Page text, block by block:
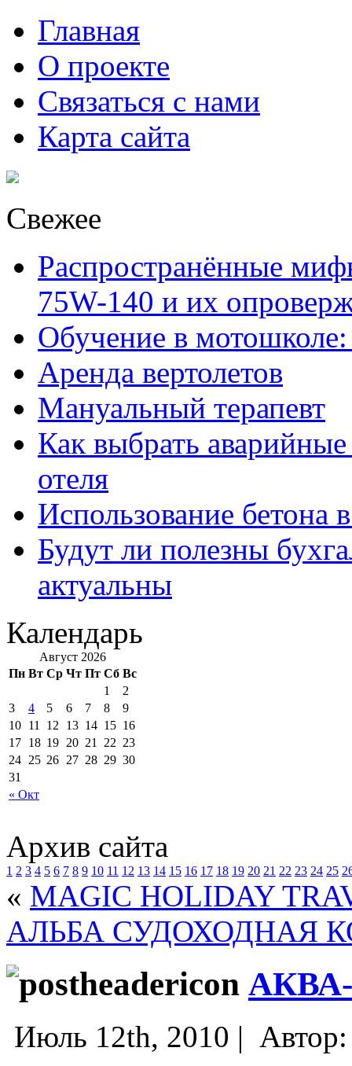
Главная
О проекте
Связаться с нами
Карта сайта
Свежее
Распространённые
75W-140 и их
Обучение в
Аренда вертолетов
Мануальный терапевт
Как выбрать
отеля
Использование бетона
Будут ли полезны
актуальны
Календарь
Август 2026
Пн Вт Ср Чт Пт Сб Вс
« Окт
1
2
3
4 5 6 7 8
9
10 11 12 13 14 15 16
17 18 19 20 21 22 23
24 25 26 27 28 29 30
31
Архив сайта
1 2 3 4 5 6 7 8 9 10 11 12 13 14 15 16 17 18 19 20 21 22 23 24 25
« MAGIC HOLIDAY
АЛЬБА СУДОХОДНАЯ
Июль 12th, 2010 |